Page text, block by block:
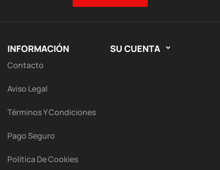
INFORMACIÓN
Contacto
Aviso Legal
Términos Y Condiciones
Pago Seguro
Política De Cookies
SU CUENTA 